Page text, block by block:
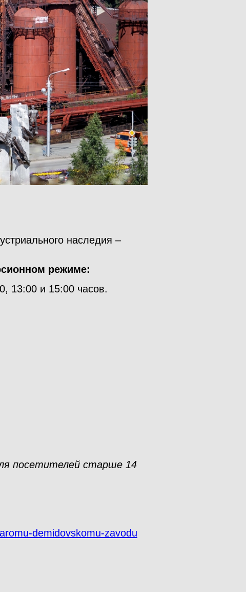
наследия –
режиме:
13:00 и 15:00 часов.
посетителей старше 14
demidovskomu-zavodu